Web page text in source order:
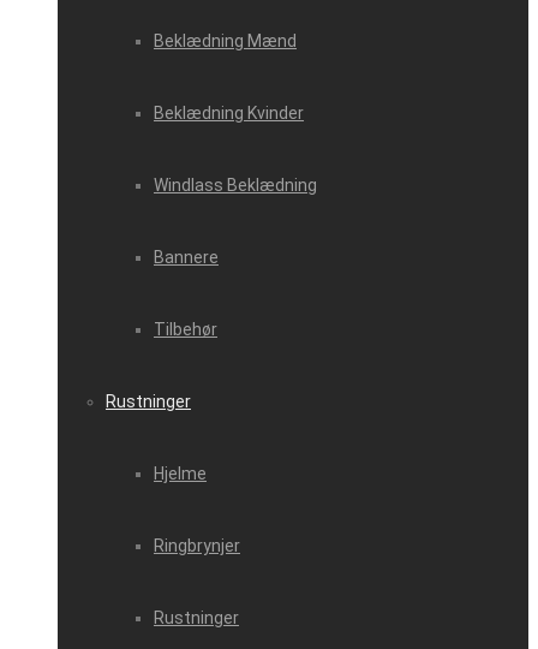
Beklædning Mænd
Beklædning Kvinder
Windlass Beklædning
Bannere
Tilbehør
Rustninger
Hjelme
Ringbrynjer
Rustninger